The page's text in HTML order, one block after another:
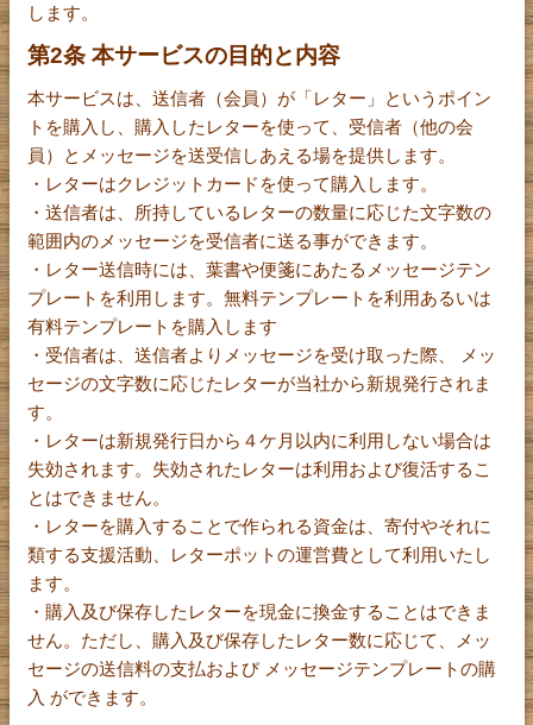
します。
第2条 本サービスの目的と内容
本サービスは、送信者（会員）が「レター」というポイン
トを購入し、購入したレターを使って、受信者（他の会
員）とメッセージを送受信しあえる場を提供します。
・レターはクレジットカードを使って購入します。
・送信者は、所持しているレターの数量に応じた文字数の
範囲内のメッセージを受信者に送る事ができます。
・レター送信時には、葉書や便箋にあたるメッセージテン
プレートを利用します。無料テンプレートを利用あるいは
有料テンプレートを購入します
・受信者は、送信者よりメッセージを受け取った際、 メッ
セージの文字数に応じたレターが当社から新規発行されま
す。
・レターは新規発行日から４ケ月以内に利用しない場合は
失効されます。失効されたレターは利用および復活するこ
とはできません。
・レターを購入することで作られる資金は、寄付やそれに
類する支援活動、レターポットの運営費として利用いたし
ます。
・購入及び保存したレターを現金に換金することはできま
せん。ただし、購入及び保存したレター数に応じて、メッ
セージの送信料の支払および メッセージテンプレートの購
入 ができます。